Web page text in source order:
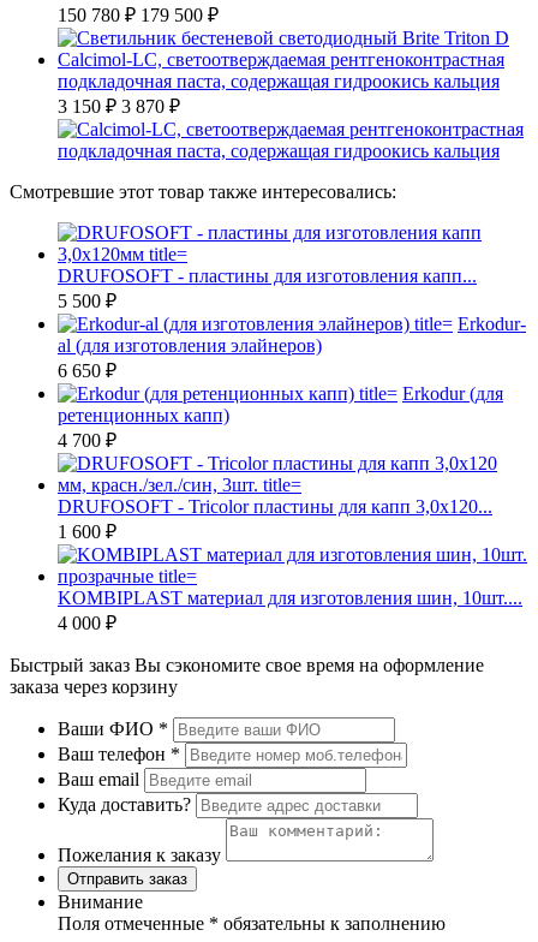
150 780 ₽ 179 500 ₽
Calcimol-LC, светоотверждаемая рентгеноконтрастная
подкладочная паста, содержащая гидроокись кальция
3 150 ₽ 3 870 ₽
Смотревшие этот товар также интересовались:
DRUFOSOFT - пластины для изготовления капп...
5 500 ₽
Erkodur-
al (для изготовления элайнеров)
6 650 ₽
Erkodur (для
ретенционных капп)
4 700 ₽
DRUFOSOFT - Tricolor пластины для капп 3,0х120...
1 600 ₽
KOMBIPLAST материал для изготовления шин, 10шт....
4 000 ₽
Быстрый заказ Вы сэкономите свое время на оформление
заказа через корзину
Ваши ФИО *
Ваш телефон *
Ваш email
Куда доставить?
Пожелания к заказу
Отправить заказ
Внимание
Поля отмеченные * обязательны к заполнению